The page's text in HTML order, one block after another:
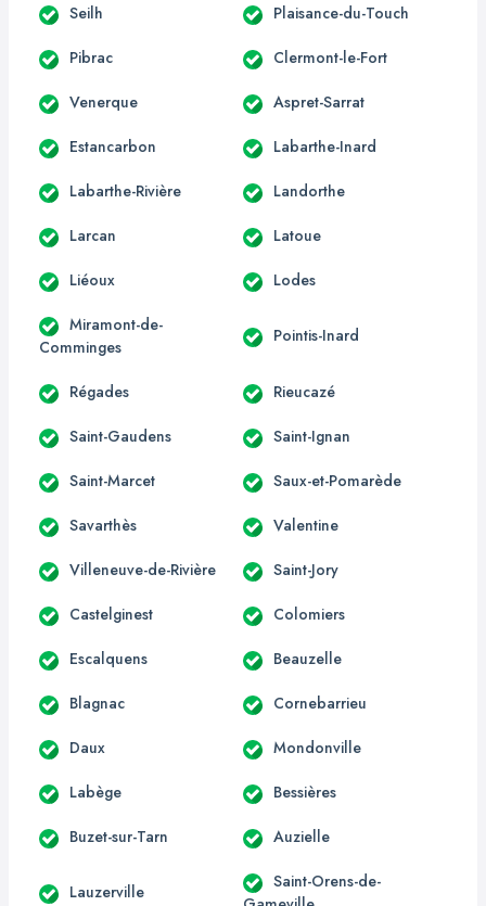
Seilh Plaisance-du-Touch
Pibrac Clermont-le-Fort
Venerque Aspret-Sarrat
Estancarbon Labarthe-Inard
Labarthe-Rivière Landorthe
Larcan Latoue
Liéoux Lodes
Miramont-de-
Comminges
Pointis-Inard
Régades Rieucazé
Saint-Gaudens Saint-Ignan
Saint-Marcet Saux-et-Pomarède
Savarthès Valentine
Villeneuve-de-Rivière Saint-Jory
Castelginest Colomiers
Escalquens Beauzelle
Blagnac Cornebarrieu
Daux Mondonville
Labège Bessières
Buzet-sur-Tarn Auzielle
Lauzerville
Saint-Orens-de-